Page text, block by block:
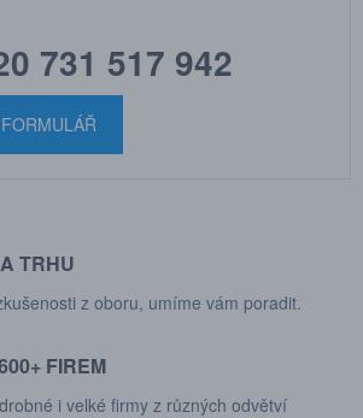
731 517 942
TRHU
z oboru, umíme vám poradit.
FIREM
i velké firmy z různých odvětví